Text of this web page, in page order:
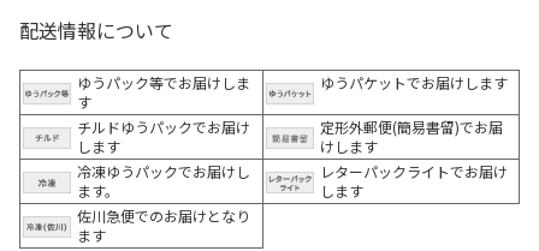
配送情報について
ゆうパック等でお届けしま
す
ゆうパケットでお届けします
チルドゆうパックでお届け
します
定形外郵便(簡易書留)でお届
けします
冷凍ゆうパックでお届けし
ます。
レターパックライトでお届け
します
佐川急便でのお届けとなり
ます